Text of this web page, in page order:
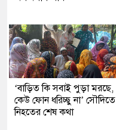
‘বাড়িত কি সবাই পুড়া মরছে,
কেউ ফোন ধরিচ্ছু না’ সৌদিতে
নিহতের শেষ কথা